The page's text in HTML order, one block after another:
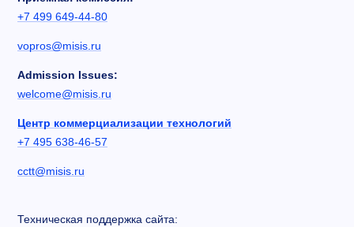
+7 499 649-44-80
vopros@misis.ru
Admission Issues:
welcome@misis.ru
Центр коммерциализации технологий
+7 495 638-46-57
cctt@misis.ru
Техническая поддержка сайта: